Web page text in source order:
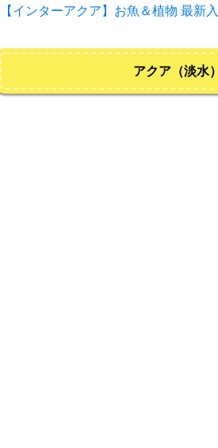
【インターアクア】お魚＆植物 最新
アクア（淡水）